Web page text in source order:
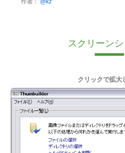
作者：
@kz
スクリーンシ
クリックで拡大